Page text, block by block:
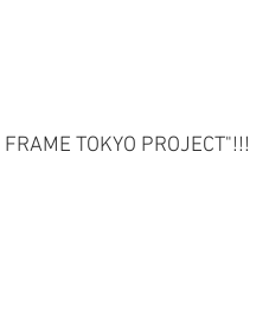
TOKYO PROJECT"!!!